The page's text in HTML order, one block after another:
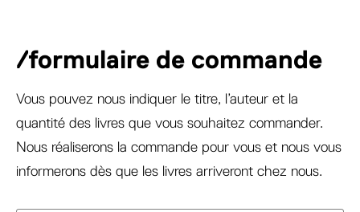
/formulaire de commande
Vous pouvez nous indiquer le titre, l’auteur et la
quantité des livres que vous souhaitez commander.
Nous réaliserons la commande pour vous et nous vous
informerons dès que les livres arriveront chez nous.